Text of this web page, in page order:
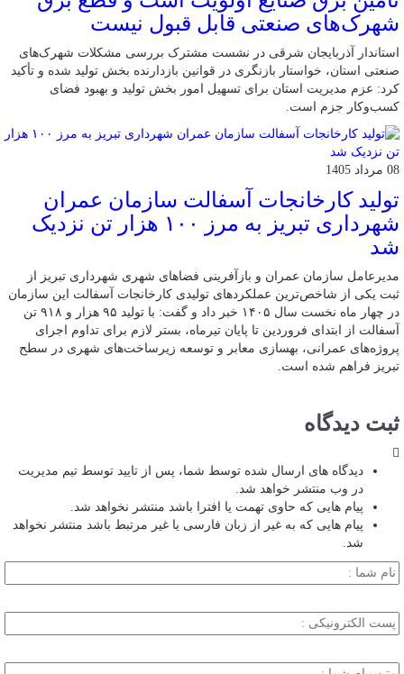
شهرک‌های صنعتی قابل قبول نیست
استاندار آذربایجان شرقی در نشست مشترک بررسی مشکلات شهرک‌های
صنعتی استان، خواستار بازنگری در قوانین بازدارنده بخش تولید شده و تأکید
کرد: عزم مدیریت استان برای تسهیل امور بخش تولید و بهبود فضای
کسب‌وکار جزم است.
08 مرداد 1405
تولید کارخانجات آسفالت سازمان عمران
شهرداری تبریز به مرز ۱۰۰ هزار تن نزدیک
شد
مدیرعامل سازمان عمران و بازآفرینی فضاهای شهری شهرداری تبریز از
ثبت یکی از شاخص‌ترین عملکردهای تولیدی کارخانجات آسفالت این سازمان
در چهار ماه نخست سال ۱۴۰۵ خبر داد و گفت: با تولید ۹۵ هزار و ۹۱۸ تن
آسفالت از ابتدای فروردین تا پایان تیرماه، بستر لازم برای تداوم اجرای
پروژه‌های عمرانی، بهسازی معابر و توسعه زیرساخت‌های شهری در سطح
تبریز فراهم شده است.
ثبت دیدگاه
دیدگاه های ارسال شده توسط شما، پس از تایید توسط تیم مدیریت
در وب منتشر خواهد شد.
پیام هایی که حاوی تهمت یا افترا باشد منتشر نخواهد شد.
پیام هایی که به غیر از زبان فارسی یا غیر مرتبط باشد منتشر نخواهد
شد.